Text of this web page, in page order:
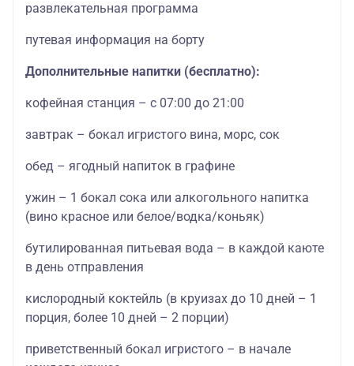
развлекательная программа
путевая информация на борту
Дополнительные напитки (бесплатно):
кофейная станция – с 07:00 до 21:00
завтрак – бокал игристого вина, морс, сок
обед – ягодный напиток в графине
ужин – 1 бокал сока или алкогольного напитка
(вино красное или белое/водка/коньяк)
бутилированная питьевая вода – в каждой каюте
в день отправления
кислородный коктейль (в круизах до 10 дней – 1
порция, более 10 дней – 2 порции)
приветственный бокал игристого – в начале